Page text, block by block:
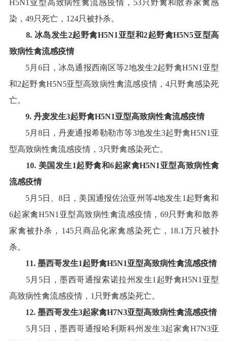
H5N1 亚型高致病性禽流感疫情， 53只野禽和散养家禽感
染， 49只死亡， 124只被扑杀。
8. 冰岛发生2起野禽H5N1 亚型和2起野禽H5N5亚型高
致病性禽流感疫情
5月 6日，冰岛通报西南区等2地发生2起野禽H5N1 亚型
和2起野禽H5N5亚型高致病性禽流感疫情，4只野禽感染死
亡。
9. 丹麦发生3起野禽H5N1亚型高致病性禽流感疫情
5月 8日，丹麦通报希勒勒市等3地发生3起野禽H5N1 亚
型高致病性禽流感疫情， 3只野禽感染死亡。
10. 美国发生1起野禽和6起家禽H5N1 亚型高致病性禽
流感疫情
5月 5日、 8日，美国通报佐治亚州等4地发生1 起野禽和
6起家禽H5N1 亚型高致病性禽流感疫情， 69只野禽和散养
家禽被扑杀， 145只商品化家禽感染死亡， 18.1 万只被扑
杀。
11. 墨西哥发生1起野禽H5N1亚型高致病性禽流感疫情
5月 5日，墨西哥通报索诺拉州发生1 起野禽H5N1 亚型
高致病性禽流感疫情， 1 只野禽感染死亡。
12. 墨西哥发生3起家禽H7N3亚型高致病性禽流感疫情
5月 5日，墨西哥通报哈利斯科州发生3起家禽H7N3亚